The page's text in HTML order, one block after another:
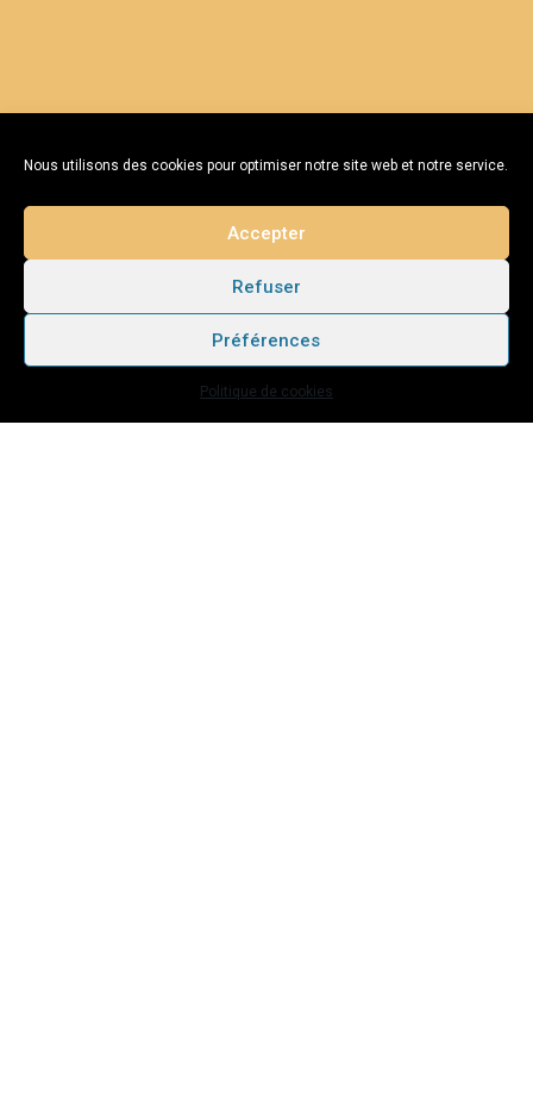
Nous utilisons des cookies pour optimiser notre site web et notre service.
Accepter
Refuser
Préférences
Politique de cookies